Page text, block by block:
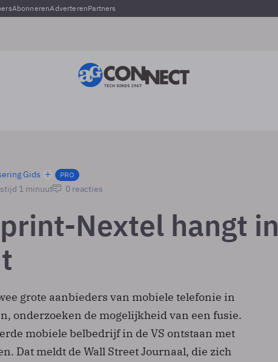
AbonnerenAdverterenPartners
Gids PRO
1 minuut 0 reacties
Nextel hangt in
grote aanbieders van mobiele telefonie in
onderzoeken de mogelijkheid van een fusie.
mobiele belbedrijf in de VS ontstaan met
Dat meldt de Wall Street Journaal, die zich